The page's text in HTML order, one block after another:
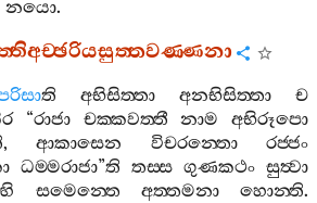
නයො.
ති අභිසිත‍්තා අනභිසිත‍්තා
ච
“රාජා චක‍්කවත‍්තී නාම
අභිරූපො
, ආකාසෙන විචරන‍්තො
රජ‍්ජං
ධම‍්මරාජා”ති තස‍්ස ගුණකථං සුත්‍වා
සමෙන‍්තෙ අත‍්තමනා හොන‍්ති.